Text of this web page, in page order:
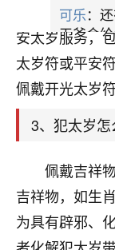
北京白云观、
安太岁服务，
太岁符或平安
佩戴开光太岁符
3、犯太岁
佩戴吉祥
吉祥物，如生
为具有辟邪、
可乐：
天爷会
哪样不
平安是福
卦，认
17分钟前 来
心若莲花
我是做餐
一家，要
家底快败
回事？